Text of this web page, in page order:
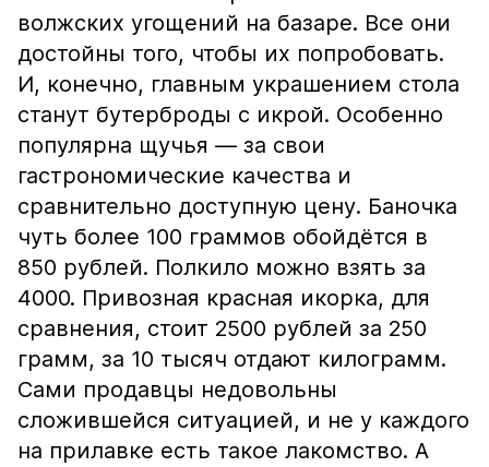
волжских угощений на базаре. Все они
достойны того, чтобы их попробовать.
И, конечно, главным украшением стола
станут бутерброды с икрой. Особенно
популярна щучья — за свои
гастрономические качества и
сравнительно доступную цену. Баночка
чуть более 100 граммов обойдётся в
850 рублей. Полкило можно взять за
4000. Привозная красная икорка, для
сравнения, стоит 2500 рублей за 250
грамм, за 10 тысяч отдают килограмм.
Сами продавцы недовольны
сложившейся ситуацией, и не у каждого
на прилавке есть такое лакомство. А